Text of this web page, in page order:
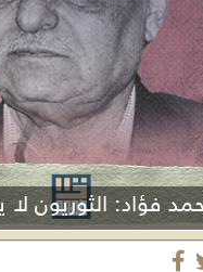
فؤاد: الثوريون لا